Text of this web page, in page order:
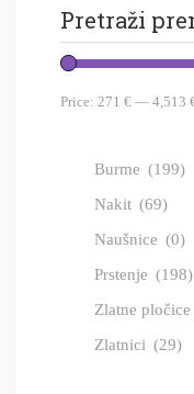
Pretraži
Price: 271 € — 4,513
Burme (199)
Nakit (69)
Naušnice (0)
Prstenje (198)
Zlatne pločice
Zlatnici (29)